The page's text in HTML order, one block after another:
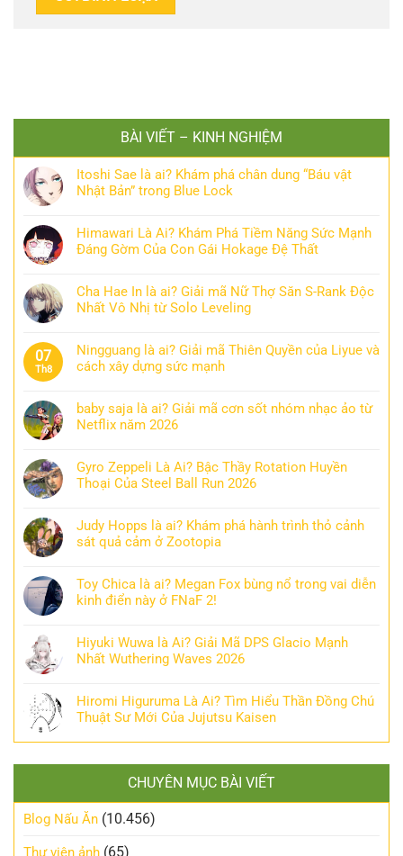
BÀI VIẾT – KINH NGHIỆM
Itoshi Sae là ai? Khám phá chân dung “Báu vật
Nhật Bản” trong Blue Lock
Himawari Là Ai? Khám Phá Tiềm Năng Sức Mạnh
Đáng Gờm Của Con Gái Hokage Đệ Thất
Cha Hae In là ai? Giải mã Nữ Thợ Săn S-Rank Độc
Nhất Vô Nhị từ Solo Leveling
07
Th8
Ningguang là ai? Giải mã Thiên Quyền của Liyue và
cách xây dựng sức mạnh
baby saja là ai? Giải mã cơn sốt nhóm nhạc ảo từ
Netflix năm 2026
Gyro Zeppeli Là Ai? Bậc Thầy Rotation Huyền
Thoại Của Steel Ball Run 2026
Judy Hopps là ai? Khám phá hành trình thỏ cảnh
sát quả cảm ở Zootopia
Toy Chica là ai? Megan Fox bùng nổ trong vai diễn
kinh điển này ở FNaF 2!
Hiyuki Wuwa là Ai? Giải Mã DPS Glacio Mạnh
Nhất Wuthering Waves 2026
Hiromi Higuruma Là Ai? Tìm Hiểu Thần Đồng Chú
Thuật Sư Mới Của Jujutsu Kaisen
CHUYÊN MỤC BÀI VIẾT
Blog Nấu Ăn (10.456)
Thư viện ảnh (65)